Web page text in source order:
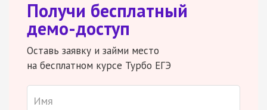
Получи бесплатный
демо-доступ
Оставь заявку и займи место
на бесплатном курсе Турбо ЕГЭ